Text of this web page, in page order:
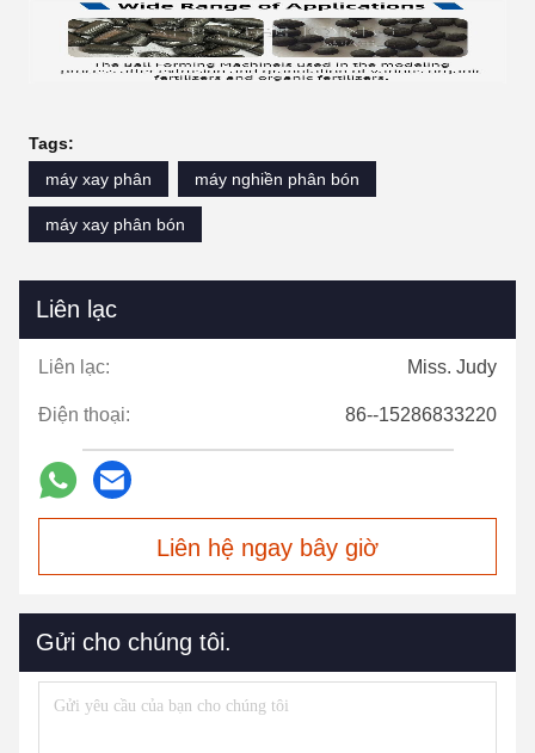
Tags:
máy xay phân
máy nghiền phân bón
máy xay phân bón
Liên lạc
Liên lạc: Miss. Judy
Điện thoại: 86--15286833220
Liên hệ ngay bây giờ
Gửi cho chúng tôi.